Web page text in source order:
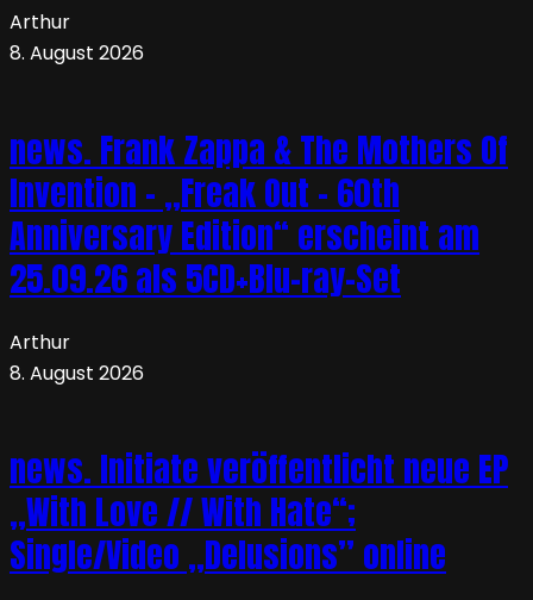
Arthur
8. August 2026
news. Frank Zappa & The Mothers Of
Invention – „Freak Out – 60th
Anniversary Edition“ erscheint am
25.09.26 als 5CD+Blu-ray-Set
Arthur
8. August 2026
news. Initiate veröffentlicht neue EP
„With Love // With Hate“;
Single/Video „Delusions” online